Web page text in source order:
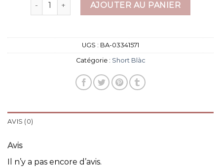
AJOUTER AU PANIER
UGS : BA-03341571
Catégorie : Short Blàc
AVIS (0)
Avis
Il n’y a pas encore d’avis.